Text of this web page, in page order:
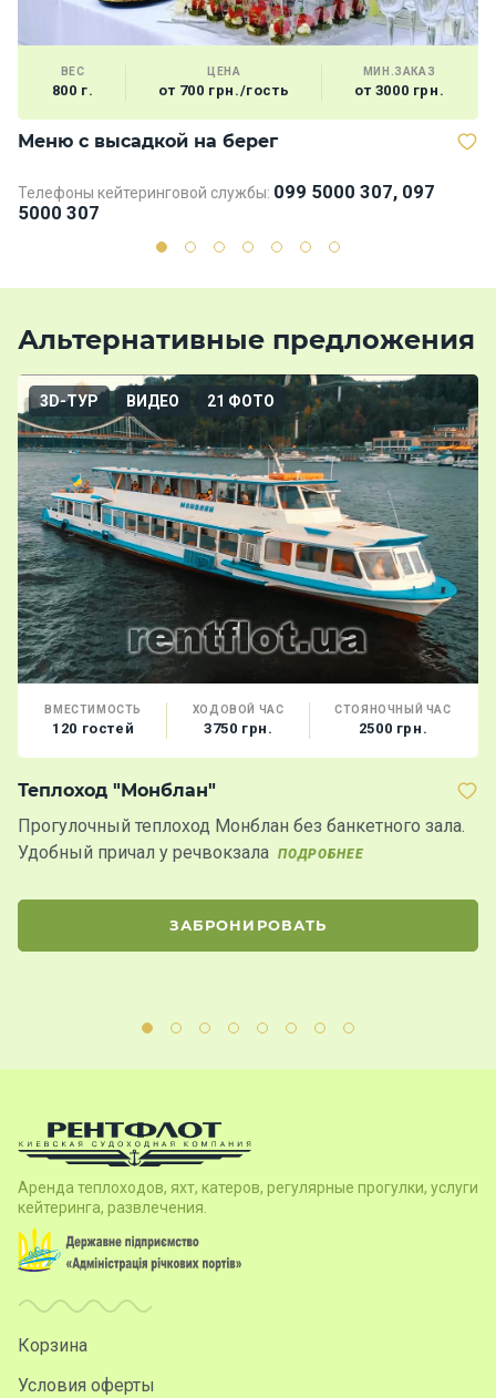
ВЕС
800 г.
ЦЕНА
от 700 грн./гость
МИН.ЗАКАЗ
от 3000 грн.
Меню с высадкой на берег
Телефоны кейтеринговой службы: 099 5000 307, 097
5000 307
Альтернативные предложения
3D-ТУР ВИДЕО 21 ФОТО
ВМЕСТИМОСТЬ
120 гостей
ХОДОВОЙ ЧАС
3750 грн.
СТОЯНОЧНЫЙ ЧАС
2500 грн.
Теплоход "Монблан"
Прогулочный теплоход Монблан без банкетного зала.
Удобный причал у речвокзала ПОДРОБНЕЕ
ЗАБРОНИРОВАТЬ
Аренда теплоходов, яхт, катеров, регулярные прогулки, услуги
кейтеринга, развлечения.
Корзина
Условия оферты